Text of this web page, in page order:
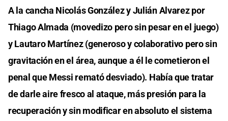
A la cancha Nicolás González y Julián Alvarez por
Thiago Almada (movedizo pero sin pesar en el juego)
y Lautaro Martínez (generoso y colaborativo pero sin
gravitación en el área, aunque a él le cometieron el
penal que Messi remató desviado). Había que tratar
de darle aire fresco al ataque, más presión para la
recuperación y sin modificar en absoluto el sistema